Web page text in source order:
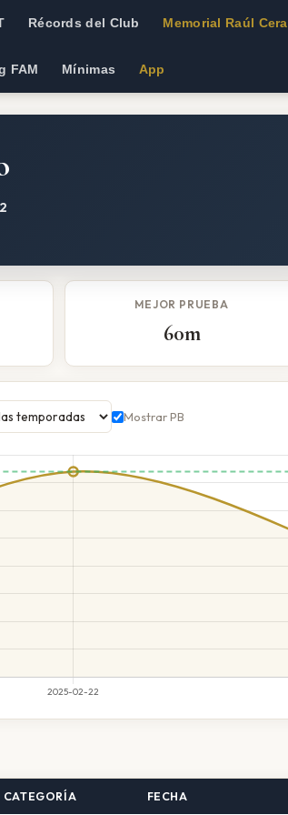
Récords del Club Memorial Raúl Cera
FAM Mínimas App
MEJOR PRUEBA
60m
Mostrar PB
CATEGORÍA FECHA